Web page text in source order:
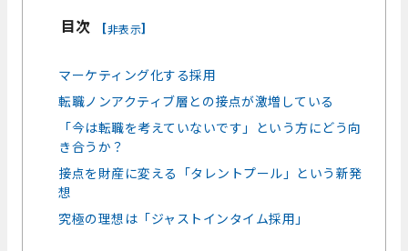
目次 [非表示]
マーケティング化する採用
転職ノンアクティブ層との接点が激増している
「今は転職を考えていないです」という方にどう向
き合うか？
接点を財産に変える「タレントプール」という新発
想
究極の理想は「ジャストインタイム採用」